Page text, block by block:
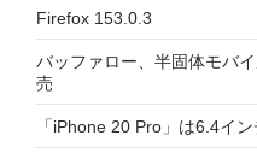
Firefox 153.0.3
バッファロー、半固体モバ
売
「iPhone 20 Pro」は6.4イ